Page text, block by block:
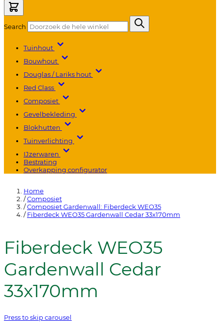
Search
Tuinhout
Bouwhout
Douglas / Lariks hout
Red Class
Composiet
Gevelbekleding
Blokhutten
Tuinverlichting
IJzerwaren
Bestrating
Overkapping configurator
Home
/Composiet
/Composiet Gardenwall: Fiberdeck WEO35
/ Fiberdeck WEO35 Gardenwall Cedar 33x170mm
Fiberdeck WEO35
Gardenwall Cedar
33x170mm
Press to skip carousel